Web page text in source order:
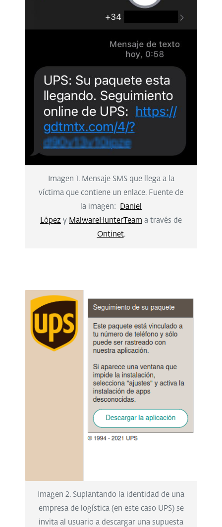
Imagen 1. Mensaje SMS que llega a la
víctima que contiene un enlace. Fuente de
la imagen:
Daniel
López y MalwareHunterTeam a través de
Ontinet.
Imagen 2. Suplantando la identidad de una
empresa de logística (en este caso UPS) se
invita al usuario a descargar una supuesta